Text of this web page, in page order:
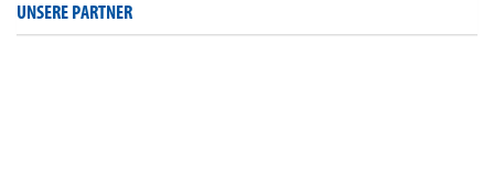
UNSERE PARTNER